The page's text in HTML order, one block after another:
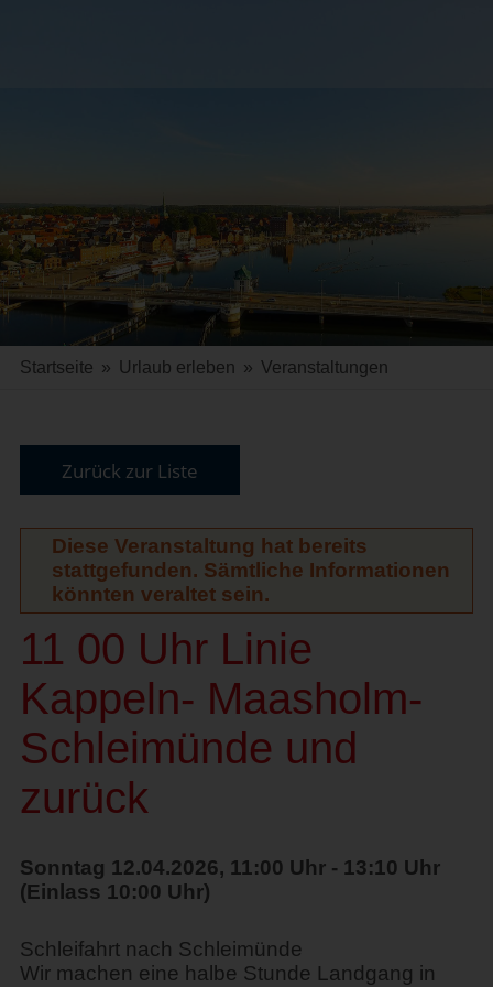
Startseite » Urlaub erleben » Veranstaltungen
Zurück zur Liste
Diese Veranstaltung hat bereits
stattgefunden. Sämtliche Informationen
könnten veraltet sein.
11 00 Uhr Linie
Kappeln- Maasholm-
Schleimünde und
zurück
Sonntag 12.04.2026, 11:00 Uhr - 13:10 Uhr
(Einlass 10:00 Uhr)
Schleifahrt nach Schleimünde
Wir machen eine halbe Stunde Landgang in